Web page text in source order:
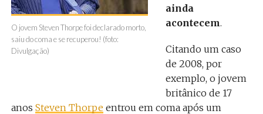
O jovem Steven Thorpe foi declarado morto,
saiu do coma e se recuperou! (foto:
Divulgação)
ainda
acontecem.
Citando um caso
de 2008, por
exemplo, o jovem
britânico de 17
anos Steven Thorpeentrou em coma após um